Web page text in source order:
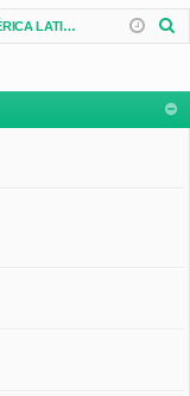
os
nt
ifi
ist
ra
FORO AMÉRICA LATINA
a